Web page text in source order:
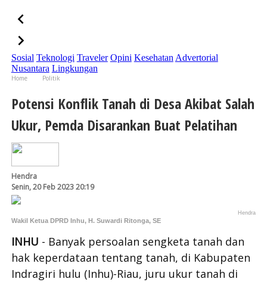
Sosial Teknologi Traveler Opini Kesehatan Advertorial
Nusantara Lingkungan
Home
Politik
Potensi Konflik Tanah di Desa Akibat Salah
Ukur, Pemda Disarankan Buat Pelatihan
Hendra
Senin, 20 Feb 2023 20:19
Hendra
Wakil Ketua DPRD Inhu, H. Suwardi Ritonga, SE
INHU - Banyak persoalan sengketa tanah dan
hak keperdataan tentang tanah, di Kabupaten
Indragiri hulu (Inhu)-Riau, juru ukur tanah di